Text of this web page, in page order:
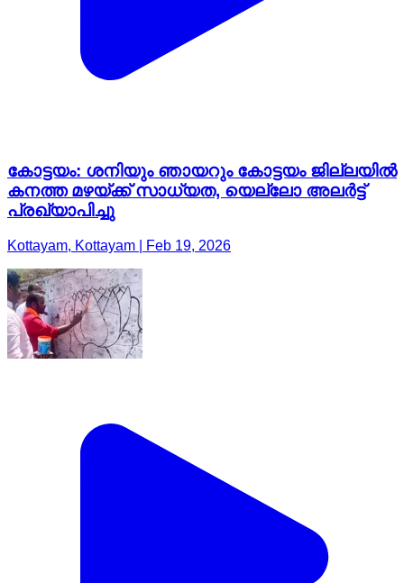
കോട്ടയം: ശനിയും ഞായറും കോട്ടയം ജില്ലയിൽ
കനത്ത മഴയ്ക്ക് സാധ്യത, യെല്ലോ അലർട്ട്
പ്രഖ്യാപിച്ചു
Kottayam, Kottayam | Feb 19, 2026